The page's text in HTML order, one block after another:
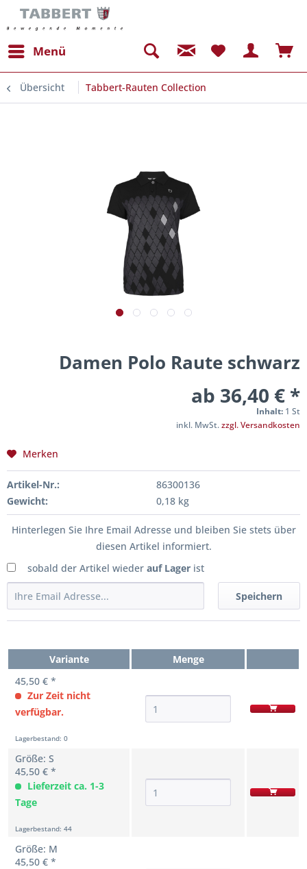
Menü
Übersicht Tabbert-Rauten Collection
Damen Polo Raute schwarz
ab 36,40 € *
Inhalt: 1 St
inkl. MwSt.zzgl. Versandkosten
Merken
Artikel-Nr.:
86300136
Gewicht:
0,18 kg
Hinterlegen Sie Ihre Email Adresse und bleiben Sie stets über
diesen Artikel informiert.
sobald der Artikel wieder auf Lager ist
Speichern
Variante
Menge
45,50 € *
Zur Zeit nicht
verfügbar.
Lagerbestand: 0
Größe: S
45,50 € *
Lieferzeit ca. 1-3
Tage
Lagerbestand: 44
Größe: M
45,50 € *